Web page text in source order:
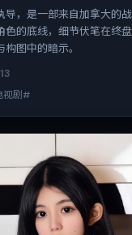
导，是一部来自加拿大的
的底线，细节伏笔在终盘
图中的暗示。
视剧#